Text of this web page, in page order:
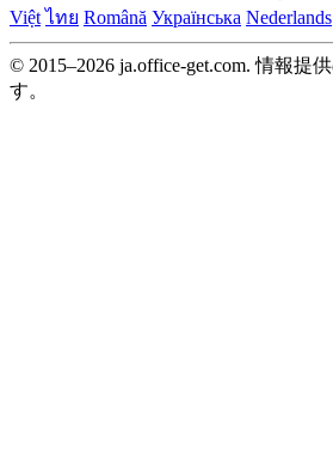
Việt ไทย Română Українська Nederlands
© 2015–2026 ja.office-get.com. 情報提
す。